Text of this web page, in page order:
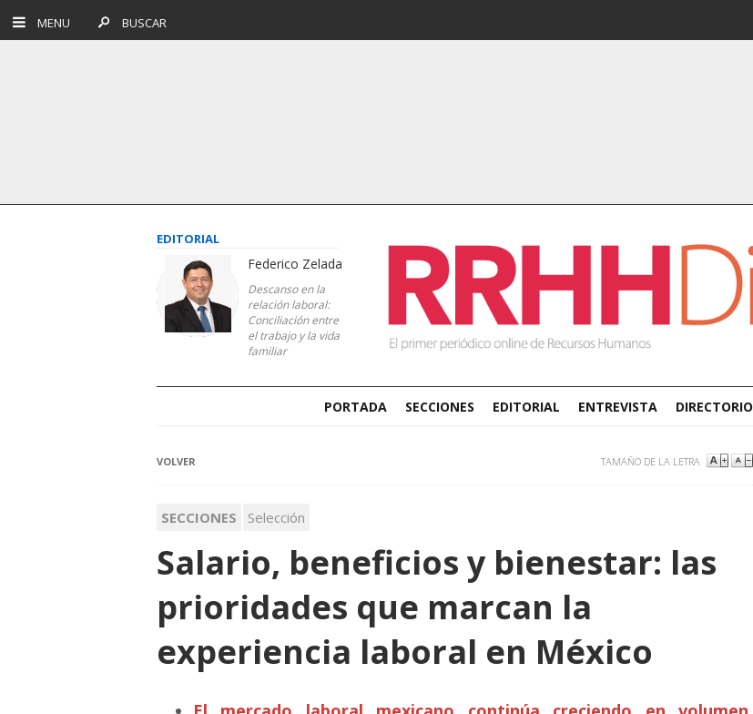
MENU BUSCAR
EDITORIAL
Federico Zelada
Descanso en la
relación laboral:
Conciliación entre
el trabajo y la vida
familiar
PORTADA SECCIONES EDITORIAL ENTREVISTA DIRECTORIO
VOLVER TAMAÑO DE LA LETRA
SECCIONES Selección
Salario, beneficios y bienestar: las
prioridades que marcan la
experiencia laboral en México